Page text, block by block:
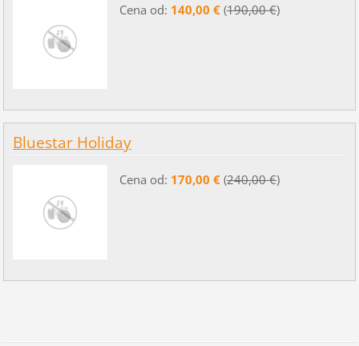
Cena od: 140,00 €(190,00 €)
Bluestar Holiday
Cena od: 170,00 €(240,00 €)